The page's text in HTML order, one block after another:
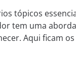
tópicos
tem uma
Aqui ficam